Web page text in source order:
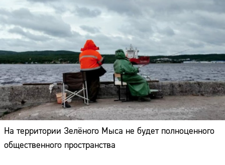
На территории Зелёного Мыса не будет полноценного
общественного пространства